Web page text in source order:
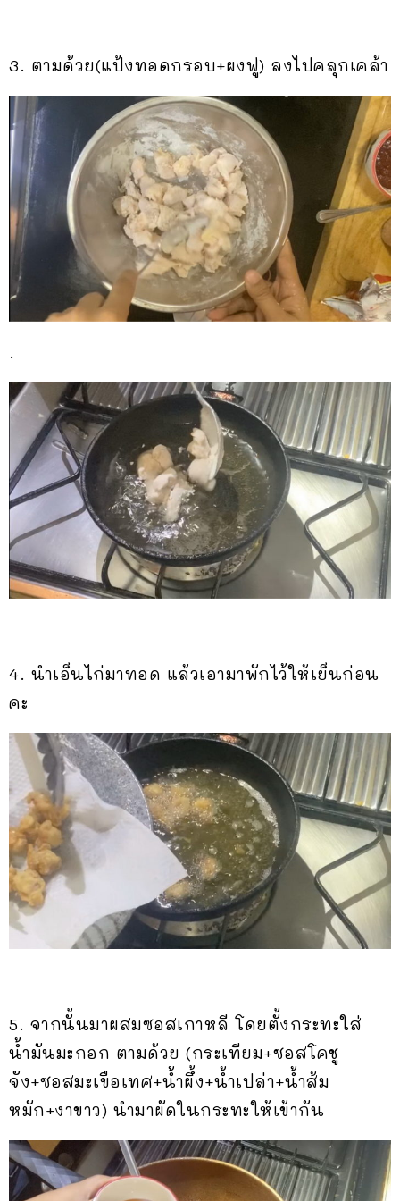
3. ตามด้วย(แป้งทอดกรอบ+ผงฟู) ลงไปคลุกเคล้า
.
4. นำเอ็นไก่มาทอด แล้วเอามาพักไว้ให้เย็นก่อน
คะ
5. จากนั้นมาผสมซอสเกาหลี โดยตั้งกระทะใส่
น้ำมันมะกอก ตามด้วย (กระเทียม+ซอสโคชู
จัง+ซอสมะเขือเทศ+น้ำผึ้ง+น้ำเปล่า+น้ำส้ม
หมัก+งาขาว) นำมาผัดในกระทะให้เข้ากัน